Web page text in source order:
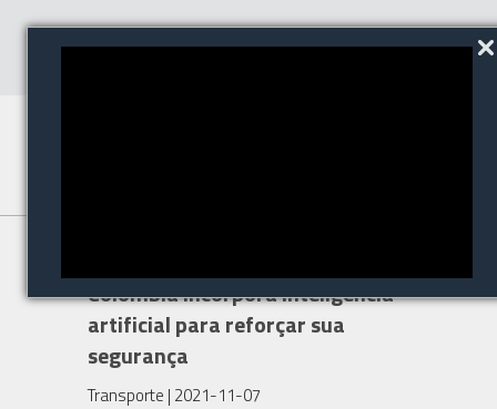
Colômbia incorpora inteligência
artificial para reforçar sua
segurança
Transporte | 2021-11-07